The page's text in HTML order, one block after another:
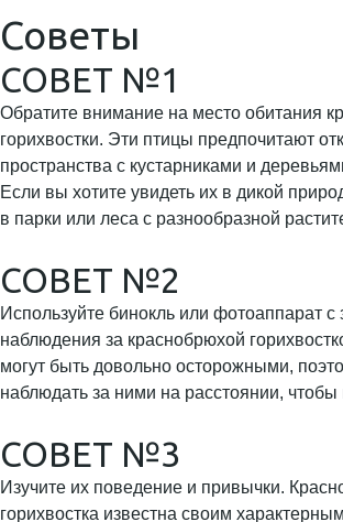
Советы
СОВЕТ №1
Обратите внимание на место обитания
горихвостки. Эти птицы предпочитают
пространства с кустарниками и
Если вы хотите увидеть их в дикой
в парки или леса с разнообразной
СОВЕТ №2
Используйте бинокль или фотоаппарат с
наблюдения за краснобрюхой
могут быть довольно осторожными,
наблюдать за ними на расстоянии, чтобы
СОВЕТ №3
Изучите их поведение и привычки.
горихвостка известна своим